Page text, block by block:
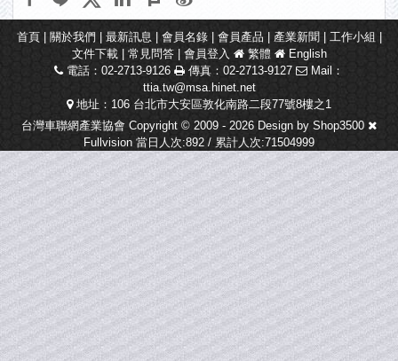
首頁| 關於我們 最新訊息 會員名錄| 會員產品 產業新聞 工作小組
文件下載| 常見問答| 會員登入 繁體
English
電話：02-2713-9126
傳真：02-2713-9127
Mail：
ttia.tw@msa.hinet.net
地址：106 台北市大安區敦化南路二段77號8樓之1
台灣車聯網產業協會 Copyright © 2009 - 2026 Design by Shop3500
Fullvision 當日人次:892 / 累計人次:71504999